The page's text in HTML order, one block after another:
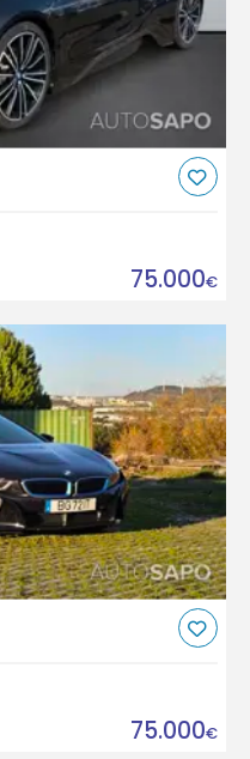
75.000€
75.000€